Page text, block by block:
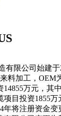
限公司始建于
料加工，OEM
14855万元，其
项目投资1855
年将注册资金